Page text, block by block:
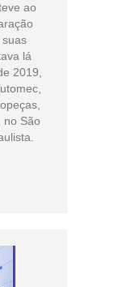
ao
lá
2019,
no São